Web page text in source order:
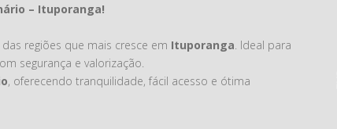
– Ituporanga!
regiões que mais cresce em Ituporanga . Ideal para
segurança e valorização.
, oferecendo tranquilidade, fácil acesso e ótima